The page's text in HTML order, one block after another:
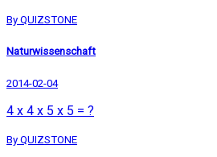
By QUIZSTONE
Naturwissenschaft
2014-02-04
4 x 4 x 5 x 5 = ?
By QUIZSTONE